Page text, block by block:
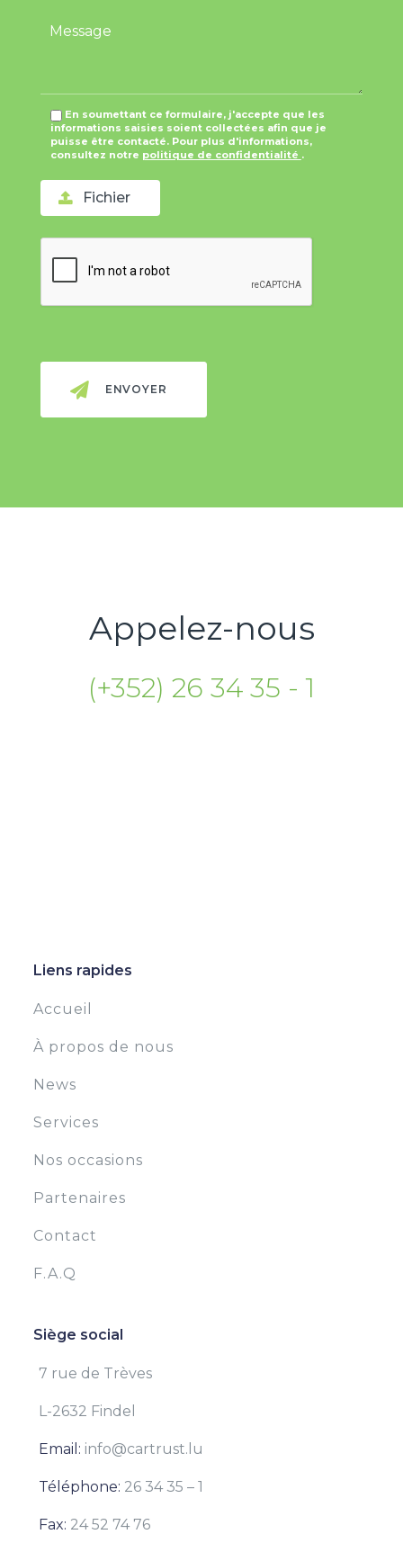
En soumettant ce formulaire, j'accepte que les
informations saisies soient collectées afin que je
puisse être contacté. Pour plus d'informations,
consultez notre politique de confidentialité .
Appelez-nous
(+352) 26 34 35 - 1
Liens rapides
Accueil
À propos de nous
News
Services
Nos occasions
Partenaires
Contact
F.A.Q
Siège social
7 rue de Trèves
L-2632 Findel
Email: info@cartrust.lu
Téléphone: 26 34 35 – 1
Fax: 24 52 74 76